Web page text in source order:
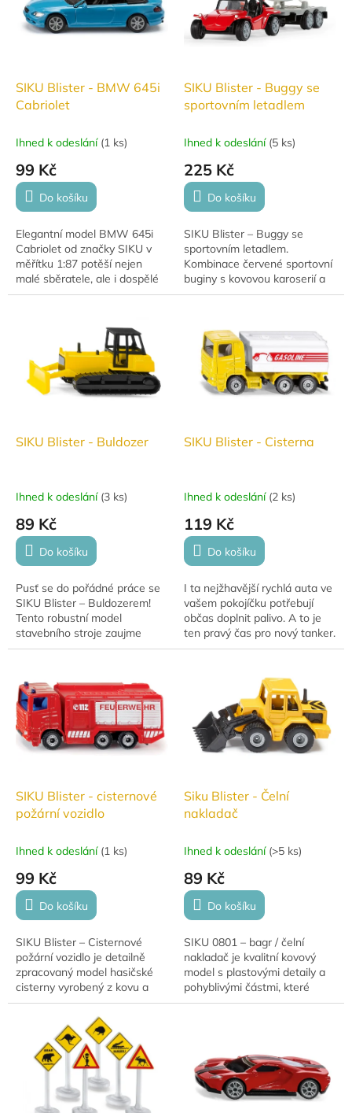
SIKU Blister - BMW 645i
Cabriolet
Ihned k odeslání (1 ks)
99 Kč
Do košíku
Elegantní model BMW 645i
Cabriolet od značky SIKU v
měřítku 1:87 potěší nejen
malé sběratele, ale i dospělé
milovníky aut. Detailně
SIKU Blister - Buggy se
sportovním letadlem
Ihned k odeslání (5 ks)
225 Kč
Do košíku
SIKU Blister – Buggy se
sportovním letadlem.
Kombinace červené sportovní
buginy s kovovou karoserií a
pogumovanými pneumatikami
SIKU Blister - Buldozer
Ihned k odeslání (3 ks)
89 Kč
Do košíku
Pusť se do pořádné práce se
SIKU Blister – Buldozerem!
Tento robustní model
stavebního stroje zaujme
kovovým provedením,
pohyblivou radlicí....
SIKU Blister - Cisterna
Ihned k odeslání (2 ks)
119 Kč
Do košíku
I ta nejžhavější rychlá auta ve
vašem pokojíčku potřebují
občas doplnit palivo. A to je
ten pravý čas pro nový tanker.
Plastová nádrž je bezpečně
SIKU Blister - cisternové
požární vozidlo
Ihned k odeslání (1 ks)
99 Kč
Do košíku
SIKU Blister – Cisternové
požární vozidlo je detailně
zpracovaný model hasičské
cisterny vyrobený z kovu a
plastu. Díky kompaktní
velikosti a odolnému
provedení je ideální pro...
Siku Blister - Čelní
nakladač
Ihned k odeslání (>5 ks)
89 Kč
Do košíku
SIKU 0801 – bagr / čelní
nakladač je kvalitní kovový
model s plastovými detaily a
pohyblivými částmi, které
umožňují realistickou hru. Díky